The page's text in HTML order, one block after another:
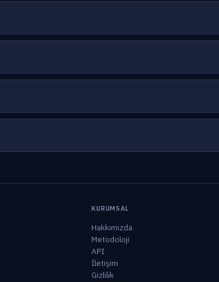
KURUMSAL
Hakkımızda
Metodoloji
API
İletişim
Gizlilik